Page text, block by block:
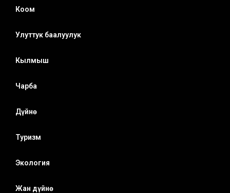
Коом
Улуттук баалуулук
Кылмыш
Чарба
Дүйнө
Туризм
Экология
Жан дүйнө